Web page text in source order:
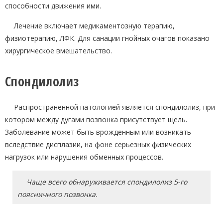
способности движения ими.
Лечение включает медикаментозную терапию,
физиотерапию, ЛФК. Для санации гнойных очагов показано
хирургическое вмешательство.
Спондилолиз
Распространенной патологией является спондилолиз, при
котором между дугами позвонка присутствует щель.
Заболевание может быть врожденным или возникать
вследствие дисплазии, на фоне серьезных физических
нагрузок или нарушения обменных процессов.
Чаще всего обнаруживается спондилолиз 5-го
поясничного позвонка.